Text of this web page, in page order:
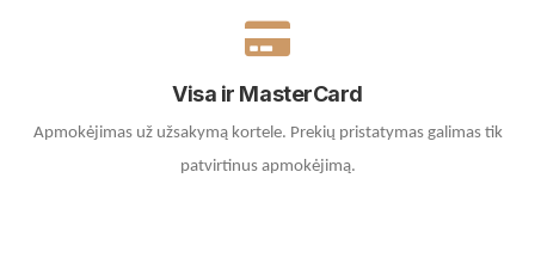
Visa ir MasterCard
Apmokėjimas už užsakymą kortele. Prekių pristatymas galimas tik
patvirtinus apmokėjimą.